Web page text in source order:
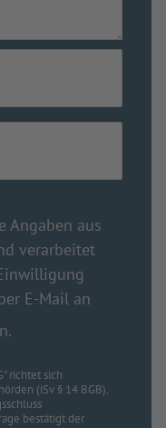
Angaben aus
verarbeitet
E-Mail an
richtet sich
(iSv § 14 BGB).
bestätigt der